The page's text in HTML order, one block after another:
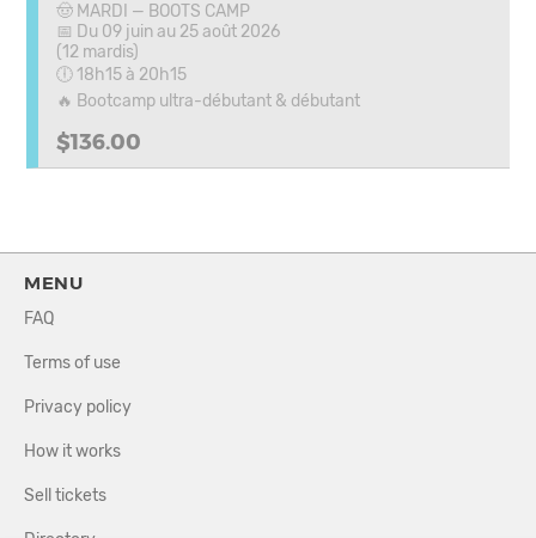
🤠 MARDI — BOOTS CAMP
📅 Du 09 juin au 25 août 2026
(12 mardis)
🕕 18h15 à 20h15
🔥 Bootcamp ultra-débutant & débutant
$136.00
MENU
FAQ
Terms of use
Privacy policy
How it works
Sell tickets